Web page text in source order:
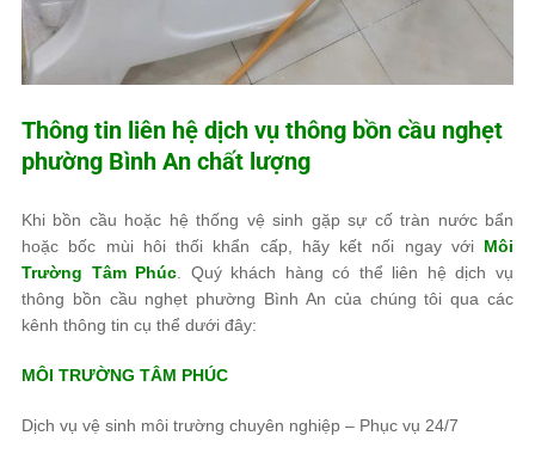
Thông tin liên hệ dịch vụ thông bồn cầu nghẹt
phường Bình An chất lượng
Khi bồn cầu hoặc hệ thống vệ sinh gặp sự cố tràn nước bẩn
hoặc bốc mùi hôi thối khẩn cấp, hãy kết nối ngay với Môi
Trường Tâm Phúc. Quý khách hàng có thể liên hệ dịch vụ
thông bồn cầu nghẹt phường Bình An của chúng tôi qua các
kênh thông tin cụ thể dưới đây:
MÔI TRƯỜNG TÂM PHÚC
Dịch vụ vệ sinh môi trường chuyên nghiệp – Phục vụ 24/7